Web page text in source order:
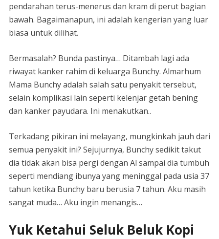
pendarahan terus-menerus dan kram di perut bagian
bawah. Bagaimanapun, ini adalah kengerian yang luar
biasa untuk dilihat.
Bermasalah? Bunda pastinya… Ditambah lagi ada
riwayat kanker rahim di keluarga Bunchy. Almarhum
Mama Bunchy adalah salah satu penyakit tersebut,
selain komplikasi lain seperti kelenjar getah bening
dan kanker payudara. Ini menakutkan..
Terkadang pikiran ini melayang, mungkinkah jauh dari
semua penyakit ini? Sejujurnya, Bunchy sedikit takut
dia tidak akan bisa pergi dengan Al sampai dia tumbuh
seperti mendiang ibunya yang meninggal pada usia 37
tahun ketika Bunchy baru berusia 7 tahun. Aku masih
sangat muda… Aku ingin menangis…
Yuk Ketahui Seluk Beluk Kopi